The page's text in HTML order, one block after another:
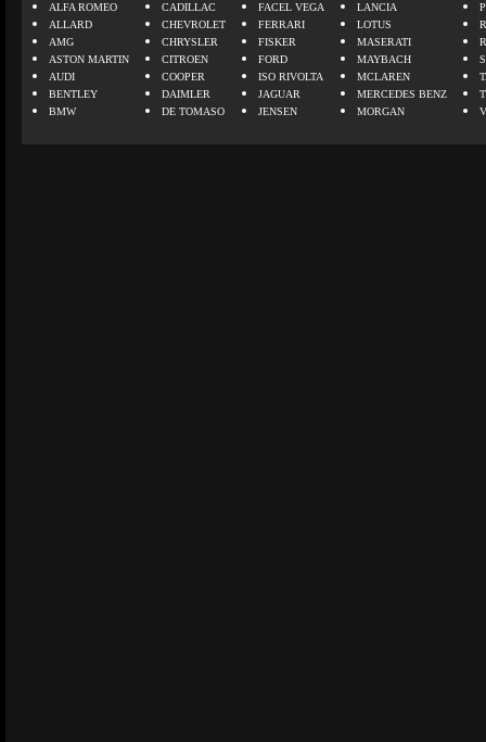
ALFA ROMEO
ALLARD
AMG
ASTON MARTIN
AUDI
BENTLEY
BMW
CADILLAC
CHEVROLET
CHRYSLER
CITROEN
COOPER
DAIMLER
DE TOMASO
FACEL VEGA
FERRARI
FISKER
FORD
ISO RIVOLTA
JAGUAR
JENSEN
LANCIA
LOTUS
MASERATI
MAYBACH
MCLAREN
MERCEDES BENZ
MORGAN